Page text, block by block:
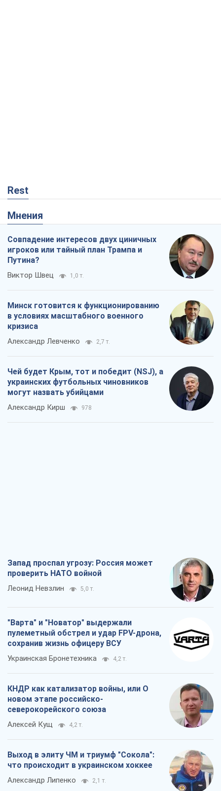
Rest
Мнения
Совпадение интересов двух циничных
игроков или тайный план Трампа и
Путина?
Виктор Швец 1,0 т.
Минск готовится к функционированию
в условиях масштабного военного
кризиса
Александр Левченко 2,7 т.
Чей будет Крым, тот и победит (NSJ), а
украинских футбольных чиновников
могут назвать убийцами
Александр Кирш 978
Запад проспал угрозу: Россия может
проверить НАТО войной
Леонид Невзлин 5,0 т.
"Варта" и "Новатор" выдержали
пулеметный обстрел и удар FPV-дрона,
сохранив жизнь офицеру ВСУ
Украинская Бронетехника 4,2 т.
КНДР как катализатор войны, или О
новом этапе российско-
северокорейского союза
Алексей Кущ 4,2 т.
Выход в элиту ЧМ и триумф "Сокола":
что происходит в украинском хоккее
Александр Липенко 2,1 т.